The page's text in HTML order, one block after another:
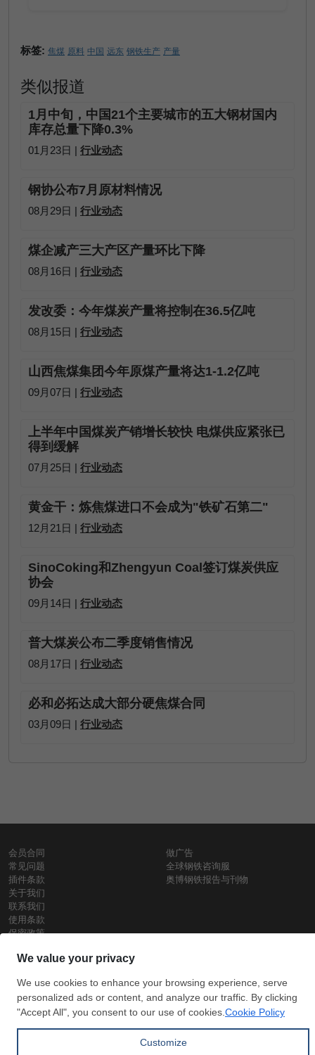
标签: 焦煤 原料 中国 远东 钢铁生产 产量
类似报道
1月中旬，中国21个主要城市的五大钢材国内
库存总量下降0.3%
01月23日 | 行业动态
钢协公布7月原材料情况
08月29日 | 行业动态
煤企减产三大产区产量环比下降
08月16日 | 行业动态
发改委：今年煤炭产量将控制在36.5亿吨
08月15日 | 行业动态
山西焦煤集团今年原煤产量将达1-1.2亿吨
09月07日 | 行业动态
上半年中国煤炭产销增长较快 电煤供应紧张已
得到缓解
07月25日 | 行业动态
黄金干：炼焦煤进口不会成为"铁矿石第二"
12月21日 | 行业动态
SinoCoking和Zhengyun Coal签订煤炭供应
协会
09月14日 | 行业动态
普大煤炭公布二季度销售情况
08月17日 | 行业动态
必和必拓达成大部分硬焦煤合同
03月09日 | 行业动态
会员合同
常见问题
插件条款
关于我们
联系我们
使用条款
保密政策
做广告
全球钢铁咨询服
奥博钢铁报告与刊物
铁价格
每日废钢价格
盘条价格
保留所有权利
订
信用卡支
支付宝支